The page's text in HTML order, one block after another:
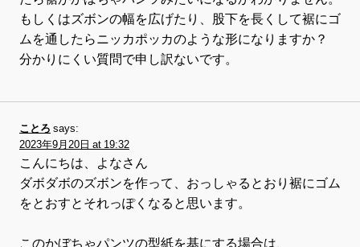
もしくはズボンの幅を広げたり、股下を長くして裾にゴ
ムを通したらニッカポッカのような形になりますか？
分かりにくい質問で申し訳ないです。
ことろ says:
2023年9月20日 at 19:32
こんにちは、よなさん
ダボダボのズボンを作って、おっしゃるとおり裾にゴム
をとおすとそれっぽくなると思います。
このかぼちゃパンツの型紙を基にする場合は、